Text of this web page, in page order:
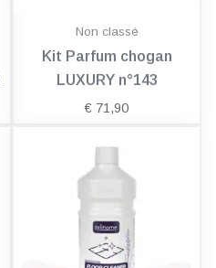
Non classé
Kit Parfum chogan
LUXURY n°143
€ 71,90